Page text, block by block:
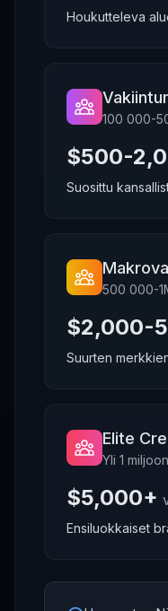
Houkutteleva
100 000-
$500-
Suosittu
500 000-
$2,000-
Suurten
Elite
Yli 1
$5,000+
Ensiluokkaiset